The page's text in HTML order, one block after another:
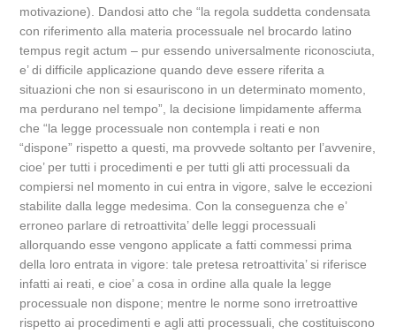
motivazione). Dandosi atto che “la regola suddetta condensata
con riferimento alla materia processuale nel brocardo latino
tempus regit actum – pur essendo universalmente riconosciuta,
e’ di difficile applicazione quando deve essere riferita a
situazioni che non si esauriscono in un determinato momento,
ma perdurano nel tempo”, la decisione limpidamente afferma
che “la legge processuale non contempla i reati e non
“dispone” rispetto a questi, ma provvede soltanto per l’avvenire,
cioe’ per tutti i procedimenti e per tutti gli atti processuali da
compiersi nel momento in cui entra in vigore, salve le eccezioni
stabilite dalla legge medesima. Con la conseguenza che e’
erroneo parlare di retroattivita’ delle leggi processuali
allorquando esse vengono applicate a fatti commessi prima
della loro entrata in vigore: tale pretesa retroattivita’ si riferisce
infatti ai reati, e cioe’ a cosa in ordine alla quale la legge
processuale non dispone; mentre le norme sono irretroattive
rispetto ai procedimenti e agli atti processuali, che costituiscono